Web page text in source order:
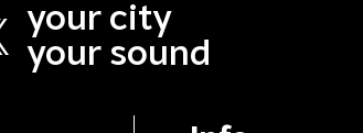
your city
your sound